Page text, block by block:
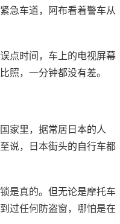
急车道，阿布看着警车从
点时间，车上的电视屏幕
照，一分钟都没有差。
家里，据常居日本的人
说，日本街头的自行车都
是真的。但无论是摩托车
过任何防盗窗，哪怕是在